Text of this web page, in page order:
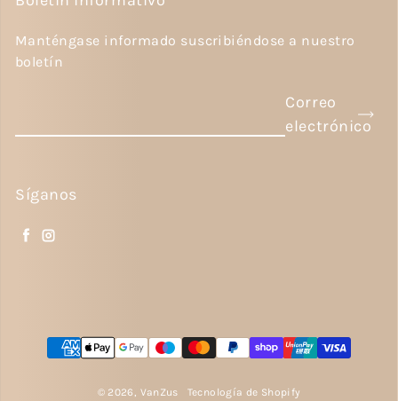
Manténgase informado suscribiéndose a nuestro
boletín
Correo
electrónico
Síganos
Facebook
Instagram
Métodos de pago
© 2026, VanZus Tecnología de Shopify